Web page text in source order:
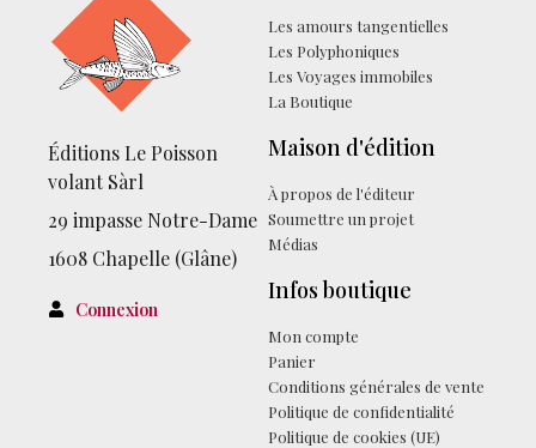
Éditions Le Poisson
volant Sàrl
29 impasse Notre-Dame
1608 Chapelle (Glâne)
Connexion
Les amours tangentielles
Les Polyphoniques
Les Voyages immobiles
La Boutique
Maison d'édition
À propos de l'éditeur
Soumettre un projet
Médias
Infos boutique
Mon compte
Panier
Conditions générales de vente
Politique de confidentialité
Politique de cookies (UE)